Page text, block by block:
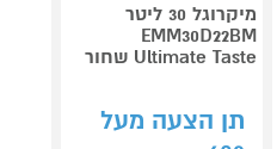
מיקרוגל 30 ליטר
EMM30D22BM
Ultimate Taste שחור
תן הצעה מעל